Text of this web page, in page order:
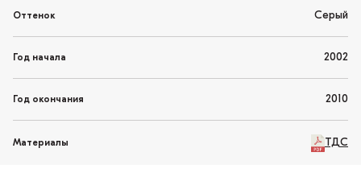
Оттенок Серый
Год начала 2002
Год окончания 2010
Материалы ТДС